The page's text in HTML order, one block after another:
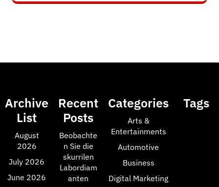
Archive
List
August
2026
July 2026
June 2026
Recent
Posts
Beobachte
n Sie die
skurrilen
Labordiam
anten
Categories
Arts &
Entertainments
Automotive
Business
Digital Marketing
Tags